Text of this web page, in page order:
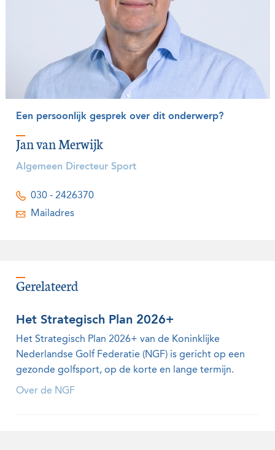
Een persoonlijk gesprek over dit onderwerp?
Jan van Merwijk
Algemeen Directeur Sport
030 - 2426370
Mailadres
Gerelateerd
Het Strategisch Plan 2026+
Het Strategisch Plan 2026+ van de Koninklijke
Nederlandse Golf Federatie (NGF) is gericht op een
gezonde golfsport, op de korte en lange termijn.
Over de NGF